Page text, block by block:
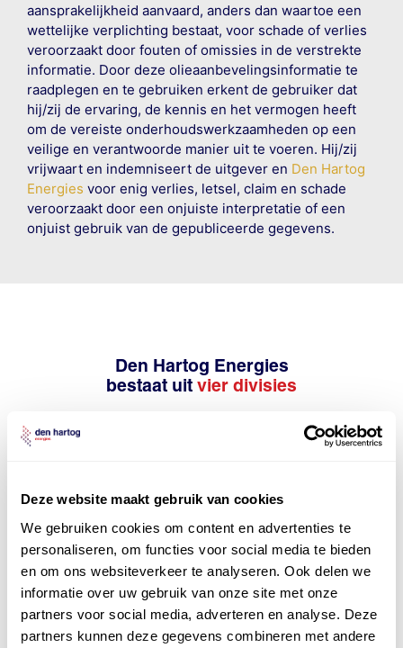
Deze website maakt gebruik van cookies
We gebruiken cookies om content en advertenties te
personaliseren, om functies voor social media te bieden
en om ons websiteverkeer te analyseren. Ook delen we
informatie over uw gebruik van onze site met onze
partners voor social media, adverteren en analyse. Deze
partners kunnen deze gegevens combineren met andere
aansprakelijkheid aanvaard, anders dan waartoe een
wettelijke verplichting bestaat, voor schade of verlies
veroorzaakt door fouten of omissies in de verstrekte
informatie. Door deze olieaanbevelingsinformatie te
raadplegen en te gebruiken erkent de gebruiker dat
hij/zij de ervaring, de kennis en het vermogen heeft
om de vereiste onderhoudswerkzaamheden op een
veilige en verantwoorde manier uit te voeren. Hij/zij
vrijwaart en indemniseert de uitgever en Den Hartog
Energies voor enig verlies, letsel, claim en schade
veroorzaakt door een onjuiste interpretatie of een
onjuist gebruik van de gepubliceerde gegevens.
Den Hartog Energies
bestaat uit vier divisies